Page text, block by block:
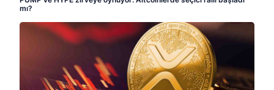
mı?